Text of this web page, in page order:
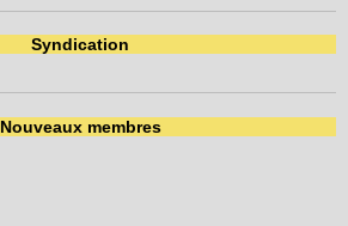
Syndication
Nouveaux membres